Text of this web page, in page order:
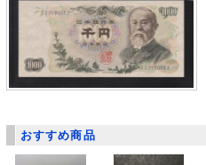
おすすめ商品